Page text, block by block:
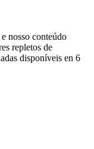
nosso conteúdo
repletos de
disponíveis en 6